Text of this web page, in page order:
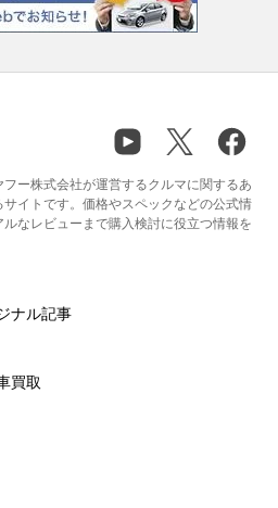
ー株式会社が運営するクルマに関するあ
イトです。価格やスペックなどの公式情
なレビューまで購入検討に役立つ情報を
ナル記事
買取